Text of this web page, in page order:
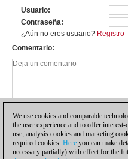
Usuario
Contraseña
¿Aún no eres usuario? Registro
Comentario
We use cookies and comparable
the user experience and to offer
use, analysis cookies and marketing
required cookies. Here you can make
necessary partially) with effect for the